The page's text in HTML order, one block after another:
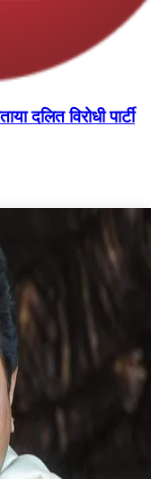
दलित विरोधी पार्टी